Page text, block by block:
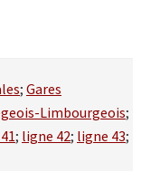
; Gares
Limbourgeois;
; ligne 42; ligne 43;